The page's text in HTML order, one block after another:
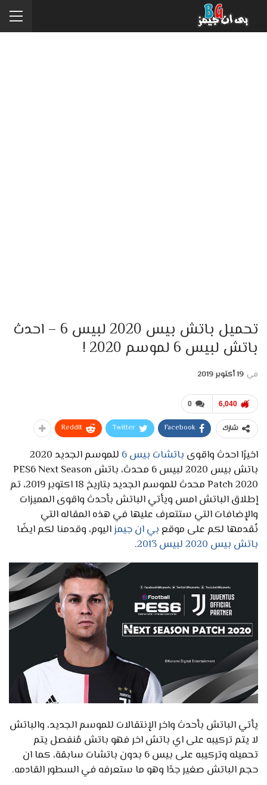
تحميل باتش بيس 2020 لبيس 6 – احدث
باتش لبيس 6 لموسم 2020 !
في 19 أكتوبر 2019
0 6,040
شارك Facebook
Twitter
ReddIt
اخيرًا احدث واقوى باتشات بيس 6
للموسم الجديد 2020
باتش بيس 2020 لبيس 6 محدث، باتش PES6 Next Season
Patch 2020 محدث للموسم الجديد بتاريخ 18 اكتوبر 2019، تم
إطلاق الباتش امس ويأتي الباتش بأحدث واقوى المميزات
والإضافات التي ستتعرف عليها في هذه المقاله التي
نُقدمها لكم على موقع بي ان جيمزاليوم، وقدمنا لكم ايضًا
باتش بيس 2020 لبيس 2013
.
يأتي الباتش بأحدث واخر الإنتقالات للموسم الجديد، والباتش
لا يتم تركيبه على اي باتش اخر فهو باتش مُنفصل يتم
تحميله وتركيبه على بيس 6 بدون باتشات سابقة، كما ان
حجم الباتش صغير جدًا وهو ما ستعرفه في السطور القادمه.